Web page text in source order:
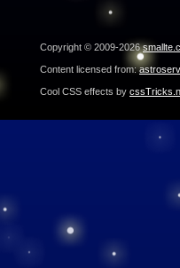
Copyright © 2009-2026
Content licensed from:
Cool CSS effects by